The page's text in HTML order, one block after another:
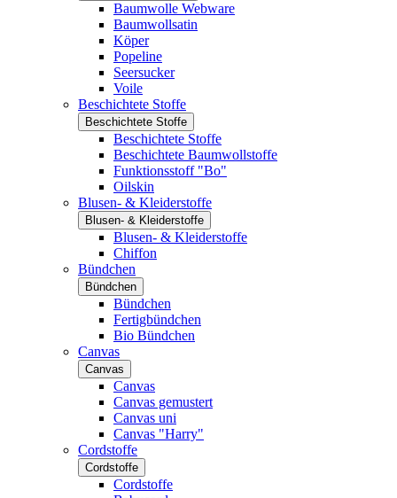
Baumwolle Webware
Baumwollsatin
Köper
Popeline
Seersucker
Voile
Beschichtete Stoffe
Beschichtete Stoffe
Beschichtete Stoffe
Beschichtete Baumwollstoffe
Funktionsstoff "Bo"
Oilskin
Blusen- & Kleiderstoffe
Blusen- & Kleiderstoffe
Blusen- & Kleiderstoffe
Chiffon
Bündchen
Bündchen
Bündchen
Fertigbündchen
Bio Bündchen
Canvas
Canvas
Canvas
Canvas gemustert
Canvas uni
Canvas "Harry"
Cordstoffe
Cordstoffe
Cordstoffe